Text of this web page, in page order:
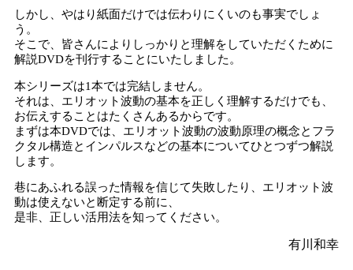
しかし、やはり紙面だけでは伝わりにくいのも事実でしょ
う。
そこで、皆さんによりしっかりと理解をしていただくために
解説DVDを刊行することにいたしました。
本シリーズは1本では完結しません。
それは、エリオット波動の基本を正しく理解するだけでも、
お伝えすることはたくさんあるからです。
まずは本DVDでは、エリオット波動の波動原理の概念とフラ
クタル構造とインパルスなどの基本についてひとつずつ解説
します。
巷にあふれる誤った情報を信じて失敗したり、エリオット波
動は使えないと断定する前に、
是非、正しい活用法を知ってください。
有川和幸